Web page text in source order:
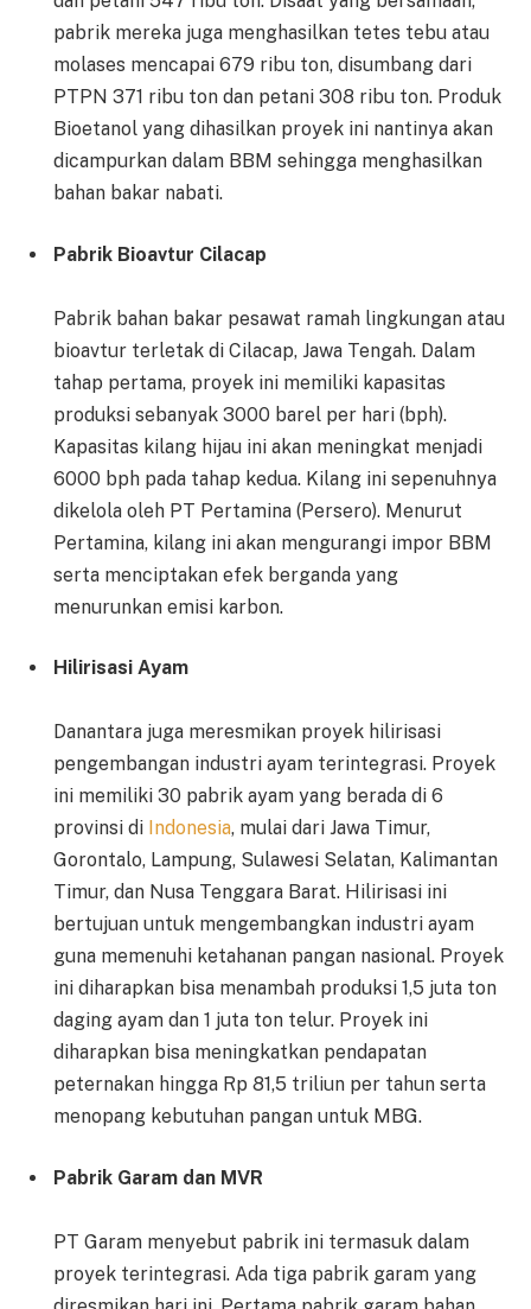
pabrik mereka juga menghasilkan tetes tebu atau
molases mencapai 679 ribu ton, disumbang dari
PTPN 371 ribu ton dan petani 308 ribu ton. Produk
Bioetanol yang dihasilkan proyek ini nantinya akan
dicampurkan dalam BBM sehingga menghasilkan
bahan bakar nabati.
Pabrik Bioavtur Cilacap
Pabrik bahan bakar pesawat ramah lingkungan atau
bioavtur terletak di Cilacap, Jawa Tengah. Dalam
tahap pertama, proyek ini memiliki kapasitas
produksi sebanyak 3000 barel per hari (bph).
Kapasitas kilang hijau ini akan meningkat menjadi
6000 bph pada tahap kedua. Kilang ini sepenuhnya
dikelola oleh PT Pertamina (Persero). Menurut
Pertamina, kilang ini akan mengurangi impor BBM
serta menciptakan efek berganda yang
menurunkan emisi karbon.
Hilirisasi Ayam
Danantara juga meresmikan proyek hilirisasi
pengembangan industri ayam terintegrasi. Proyek
ini memiliki 30 pabrik ayam yang berada di 6
provinsi di Indonesia, mulai dari Jawa Timur,
Gorontalo, Lampung, Sulawesi Selatan, Kalimantan
Timur, dan Nusa Tenggara Barat. Hilirisasi ini
bertujuan untuk mengembangkan industri ayam
guna memenuhi ketahanan pangan nasional. Proyek
ini diharapkan bisa menambah produksi 1,5 juta ton
daging ayam dan 1 juta ton telur. Proyek ini
diharapkan bisa meningkatkan pendapatan
peternakan hingga Rp 81,5 triliun per tahun serta
menopang kebutuhan pangan untuk MBG.
Pabrik Garam dan MVR
PT Garam menyebut pabrik ini termasuk dalam
proyek terintegrasi. Ada tiga pabrik garam yang